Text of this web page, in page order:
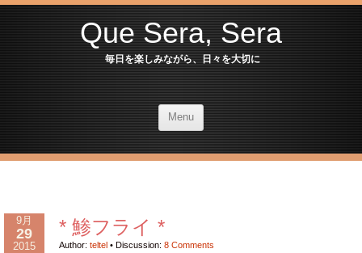
Que Sera, Sera
毎日を楽しみながら、日々を大切に
Menu
9月
29
2015
* 鯵フライ *
Author: teltel • Discussion: 8 Comments